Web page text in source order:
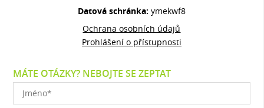
Datová schránka: ymekwf8
Ochrana osobních údajů
Prohlášení o přístupnosti
MÁTE OTÁZKY? NEBOJTE SE ZEPTAT